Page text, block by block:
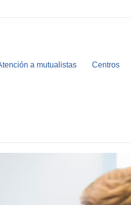
a mutualistas Centros